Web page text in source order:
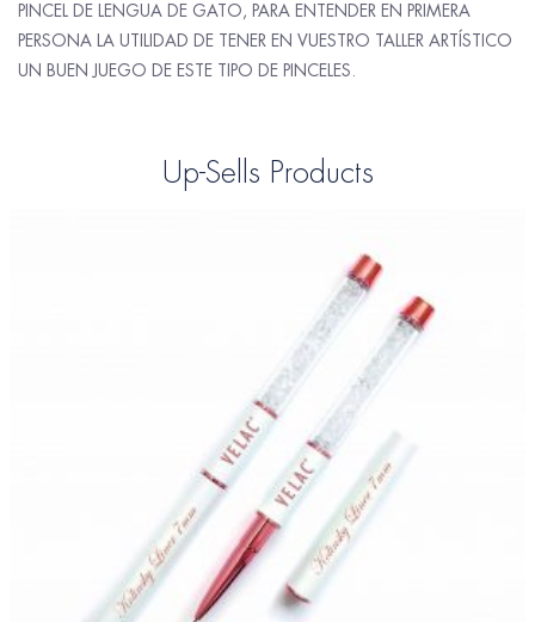
PINCEL DE LENGUA DE GATO, PARA ENTENDER EN PRIMERA
PERSONA LA UTILIDAD DE TENER EN VUESTRO TALLER ARTÍSTICO
UN BUEN JUEGO DE ESTE TIPO DE PINCELES.
Up-Sells Products